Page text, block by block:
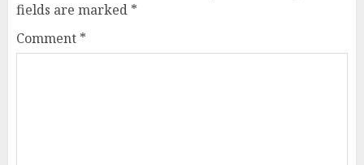
fields are marked *
Comment *